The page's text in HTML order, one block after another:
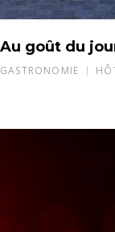
Au goût du
GASTRONOMIE